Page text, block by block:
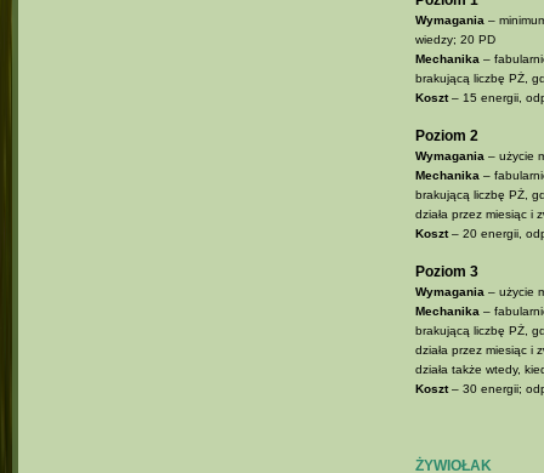
Wymagania–
wiedzy; 20 PD
Mechanika–
brakującą liczbę PŻ,
Koszt– 15 energii,
Poziom 2
Wymagania– użycie
Mechanika–
brakującą liczbę PŻ,
działa przez miesiąc i
Koszt– 20 energii,
Poziom 3
Wymagania– użycie
Mechanika–
brakującą liczbę PŻ,
działa przez miesiąc i
działa także wtedy,
Koszt– 30 energii;
ŻYWIOŁAK